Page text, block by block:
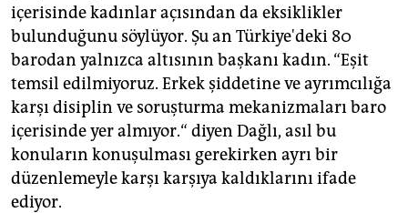
içerisinde kadınlar açısından da eksiklikler
bulunduğunu söylüyor. Şu an Türkiye'deki 80
barodan yalnızca altısının başkanı kadın. “Eşit
temsil edilmiyoruz. Erkek şiddetine ve ayrımcılığa
karşı disiplin ve soruşturma mekanizmaları baro
içerisinde yer almıyor.“ diyen Dağlı, asıl bu
konuların konuşulması gerekirken ayrı bir
düzenlemeyle karşı karşıya kaldıklarını ifade
ediyor.